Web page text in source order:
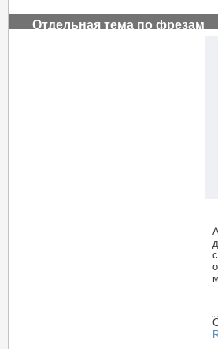
Отдельная тема по фрезам